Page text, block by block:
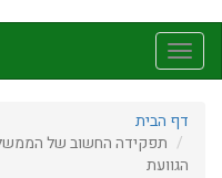
לתוכן
העיקריToggle
navigation
דף הבית
תפקידה החשוב של
הגוועת